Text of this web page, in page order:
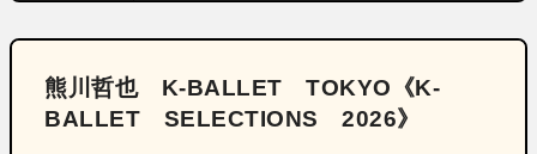
熊川哲也 K‐BALLET TOKYO《K‐
BALLET SELECTIONS 2026》